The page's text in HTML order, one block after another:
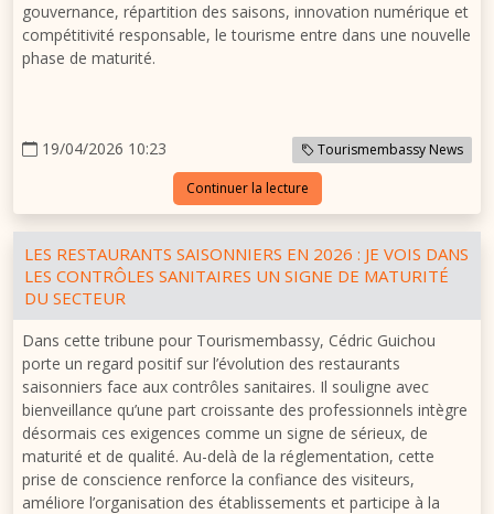
gouvernance, répartition des saisons, innovation numérique et
compétitivité responsable, le tourisme entre dans une nouvelle
phase de maturité.
19/04/2026 10:23 Tourismembassy News
Continuer la lecture
LES RESTAURANTS SAISONNIERS EN 2026 : JE VOIS DANS
LES CONTRÔLES SANITAIRES UN SIGNE DE MATURITÉ
DU SECTEUR
Dans cette tribune pour Tourismembassy, Cédric Guichou
porte un regard positif sur l’évolution des restaurants
saisonniers face aux contrôles sanitaires. Il souligne avec
bienveillance qu’une part croissante des professionnels intègre
désormais ces exigences comme un signe de sérieux, de
maturité et de qualité. Au-delà de la réglementation, cette
prise de conscience renforce la confiance des visiteurs,
améliore l’organisation des établissements et participe à la